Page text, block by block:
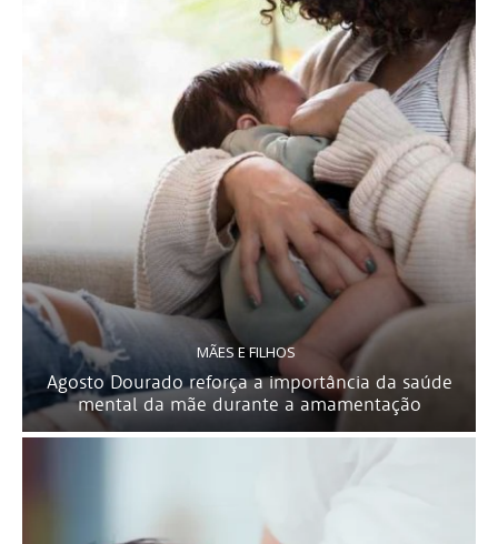
MÃES E FILHOS
Agosto Dourado reforça a importância da saúde
mental da mãe durante a amamentação